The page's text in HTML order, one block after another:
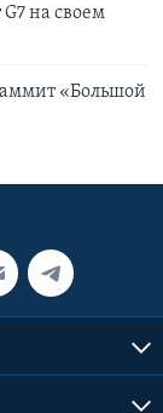
на своем
«Большой